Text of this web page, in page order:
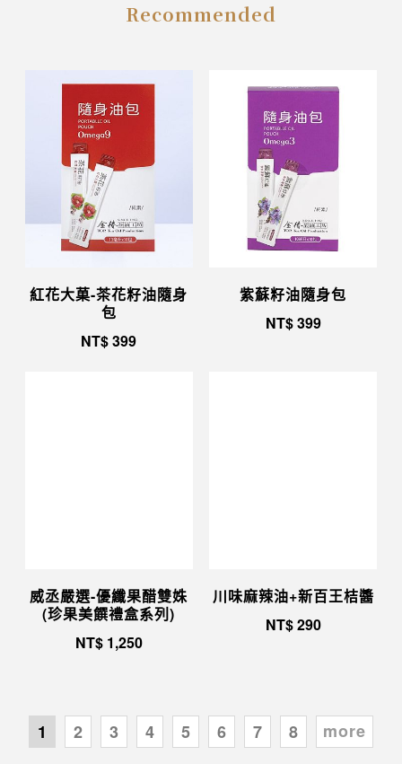
Recommended
紅花大菓-茶花籽油隨身
包
NT$399
紫蘇籽油隨身包
NT$399
威丞嚴選-優纖果醋雙姝
(珍果美饌禮盒系列)
NT$ 1,250
川味麻辣油+新百王桔醬
NT$290
1 2 3 4 5 6 7 8 more